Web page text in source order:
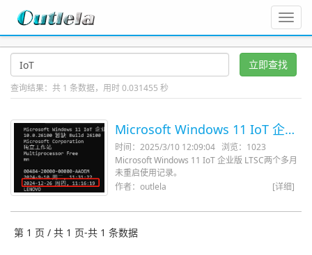
立即查找
查询结果： 共 1 条数据，用时 0.031455 秒
Microsoft Windows 11 IoT 企业
版 LTSC两个多月未重启使用记录
时间：2025/3/10 12:09:04 浏览：1023
Microsoft Windows 11 IoT 企业版 LTSC两个多月
未重启使用记录。
[详细]
作者：outlela
第 1 页 / 共 1 页-共 1 条数据